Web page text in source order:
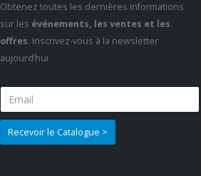
Obtenez toutes les dernières informations
sur les événements, les ventes et les
offres. Inscrivez-vous à la newsletter
aujourd’hui